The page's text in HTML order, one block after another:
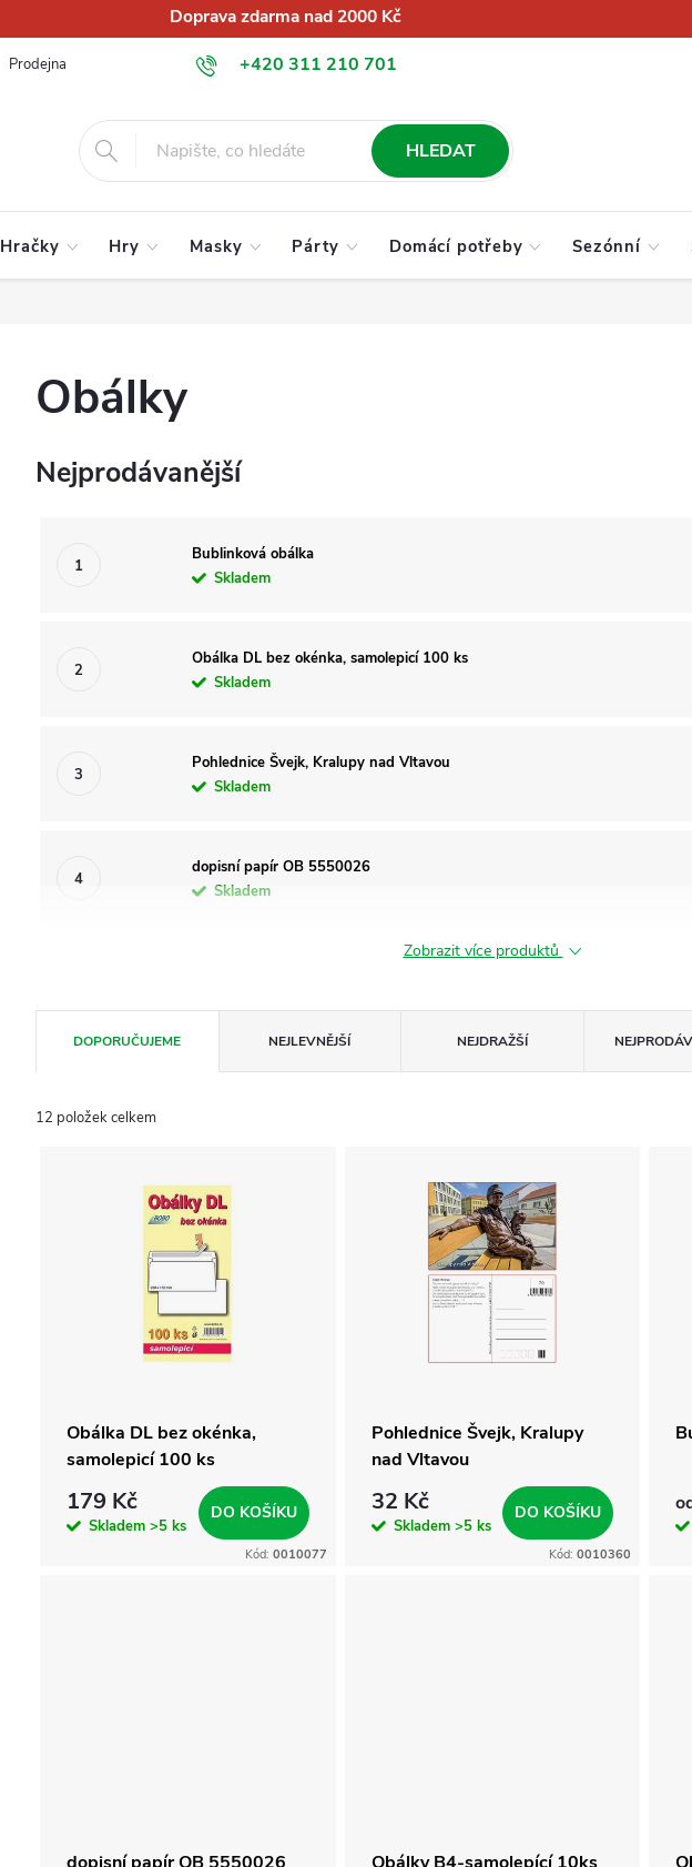
Doprava zdarma nad 2000 Kč
+420 311 210 701
info@globalkralupy.cz
Prodejna Obchodní podmínky Podmínky ochrany osobních údajů
HLEDAT
Hračky Hry Masky Párty Domácí potřeby Sezónní
Obálky
Nejprodávanější
Bublinková obálka
Skladem
Obálka DL bez okénka, samolepicí 100 ks
Skladem
Pohlednice Švejk, Kralupy nad Vltavou
Skladem
dopisní papír OB 5550026
Skladem
Zobrazit více produktů
a
DOPORUČUJEME NEJLEVNĚJŠÍ NEJDRAŽŠÍ
12 položek celkem
Obálka DL bez okénka,
samolepicí 100 ks
179 Kč
Skladem >5 ks
DO KOŠÍKU
Kód: 0010077
Pohlednice Švejk, Kralupy
nad Vltavou
32 Kč
Skladem >5 ks
DO KOŠÍKU
Kód:0010360